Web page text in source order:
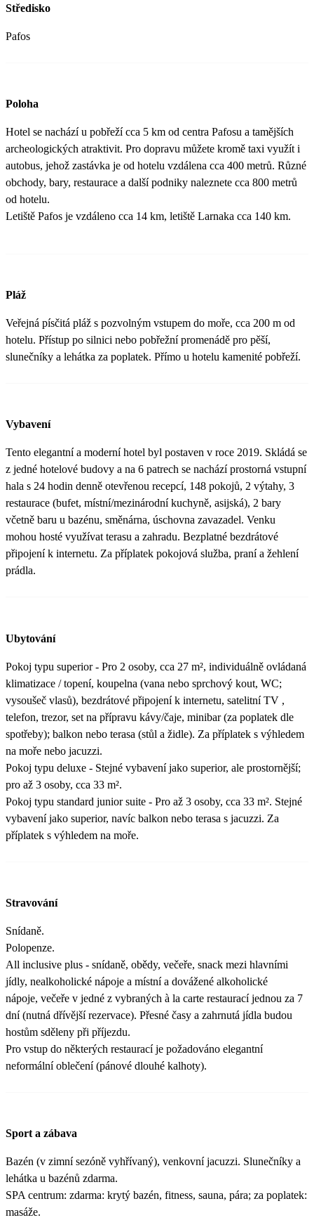
Středisko
Pafos
Poloha
Hotel se nachází u pobřeží cca 5 km od centra Pafosu a tamějších
archeologických atraktivit. Pro dopravu můžete kromě taxi využít i
autobus, jehož zastávka je od hotelu vzdálena cca 400 metrů. Různé
obchody, bary, restaurace a další podniky naleznete cca 800 metrů
od hotelu.
Letiště Pafos je vzdáleno cca 14 km, letiště Larnaka cca 140 km.
Pláž
Veřejná písčitá pláž s pozvolným vstupem do moře, cca 200 m od
hotelu. Přístup po silnici nebo pobřežní promenádě pro pěší,
slunečníky a lehátka za poplatek. Přímo u hotelu kamenité pobřeží.
Vybavení
Tento elegantní a moderní hotel byl postaven v roce 2019. Skládá se
z jedné hotelové budovy a na 6 patrech se nachází prostorná vstupní
hala s 24 hodin denně otevřenou recepcí, 148 pokojů, 2 výtahy, 3
restaurace (bufet, místní/mezinárodní kuchyně, asijská), 2 bary
včetně baru u bazénu, směnárna, úschovna zavazadel. Venku
mohou hosté využívat terasu a zahradu. Bezplatné bezdrátové
připojení k internetu. Za příplatek pokojová služba, praní a žehlení
prádla.
Ubytování
Pokoj typu superior - Pro 2 osoby, cca 27 m², individuálně ovládaná
klimatizace / topení, koupelna (vana nebo sprchový kout, WC;
vysoušeč vlasů), bezdrátové připojení k internetu, satelitní TV ,
telefon, trezor, set na přípravu kávy/čaje, minibar (za poplatek dle
spotřeby); balkon nebo terasa (stůl a židle). Za příplatek s výhledem
na moře nebo jacuzzi.
Pokoj typu deluxe - Stejné vybavení jako superior, ale prostornější;
pro až 3 osoby, cca 33 m².
Pokoj typu standard junior suite - Pro až 3 osoby, cca 33 m². Stejné
vybavení jako superior, navíc balkon nebo terasa s jacuzzi. Za
příplatek s výhledem na moře.
Stravování
Snídaně.
Polopenze.
All inclusive plus - snídaně, obědy, večeře, snack mezi hlavními
jídly, nealkoholické nápoje a místní a dovážené alkoholické
nápoje, večeře v jedné z vybraných à la carte restaurací jednou za 7
dní (nutná dřívější rezervace). Přesné časy a zahrnutá jídla budou
hostům sděleny při příjezdu.
Pro vstup do některých restaurací je požadováno elegantní
neformální oblečení (pánové dlouhé kalhoty).
Sport a zábava
Bazén (v zimní sezóně vyhřívaný), venkovní jacuzzi. Slunečníky a
lehátka u bazénů zdarma.
SPA centrum: zdarma: krytý bazén, fitness, sauna, pára; za poplatek:
masáže.